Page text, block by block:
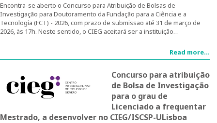
Publicações
Conferências de Aniversário do CIEG
Outras Conferências do CIEG
Encontra-se aberto o Concurso para Atribuição de Bolsas de
Investigação para Doutoramento da Fundação para a Ciência e a
Tecnologia (FCT) - 2026, com prazo de submissão até 31 de março de
2026, às 17h. Neste sentido, o CIEG aceitará ser a instituição…
Read more...
Concurso para atribuição
de Bolsa de Investigação
para o grau de
Licenciado a frequentar
Mestrado, a desenvolver no CIEG/ISCSP-ULisboa